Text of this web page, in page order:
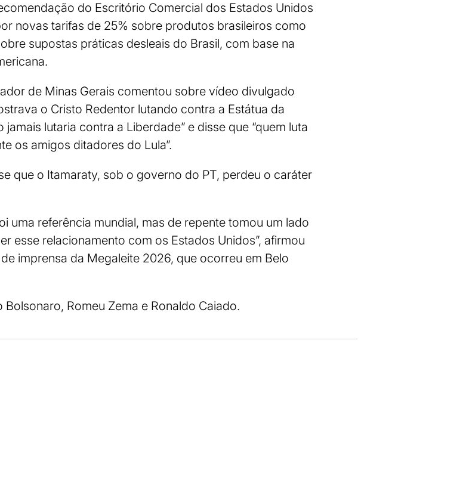
do Escritório Comercial dos Estados Unidos
novas tarifas de 25% sobre produtos brasileiros como
supostas práticas desleais do Brasil, com base na
de Minas Gerais comentou sobre vídeo divulgado
o Cristo Redentor lutando contra a Estátua da
lutaria contra a Liberdade” e disse que “quem luta
os amigos ditadores do Lula”.
que o Itamaraty, sob o governo do PT, perdeu o caráter
uma referência mundial, mas de repente tomou um lado
esse relacionamento com os Estados Unidos”, afirmou
imprensa da Megaleite 2026, que ocorreu em Belo
Romeu Zema e Ronaldo Caiado.